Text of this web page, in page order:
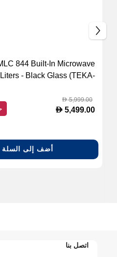
844 Built-In Microwave
- Black Glass (TEKA-
D5,999.00
D 5,499.00
أضف إلى السلة
اتصل بنا